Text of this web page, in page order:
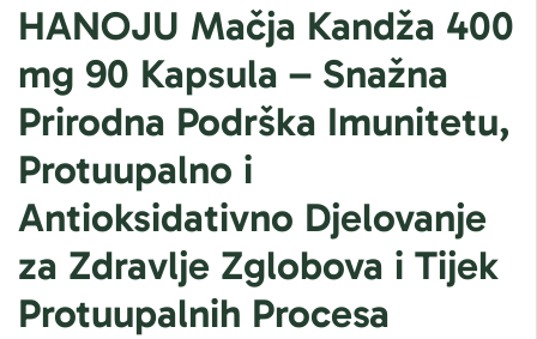
HANOJU Mačja Kandža 400
mg 90 Kapsula – Snažna
Prirodna Podrška Imunitetu,
Protuupalno i
Antioksidativno Djelovanje
za Zdravlje Zglobova i Tijek
Protuupalnih Procesa